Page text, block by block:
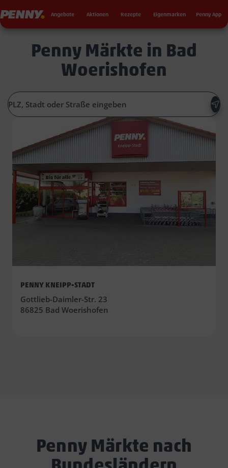
Penny Angebote Aktionen Rezepte Eigenmarken Penny App
Penny Märkte in Bad
Woerishofen
PENNY KNEIPP-STADT
Gottlieb-Daimler-Str. 23
86825 Bad Woerishofen
Penny Märkte nach